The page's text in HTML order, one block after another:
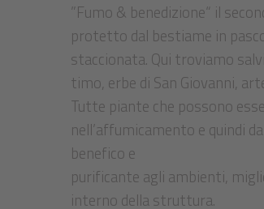
”Fumo & benedizione“ il
protetto dal bestiame in
staccionata. Qui troviamo
timo, erbe di San Giovanni,
Tutte piante che possono
nell’affumicamento e quindi
benefico e
purificante agli ambienti,
interno della struttura.